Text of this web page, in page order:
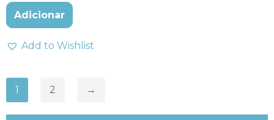
Adicionar
Add to Wishlist
1 2 →